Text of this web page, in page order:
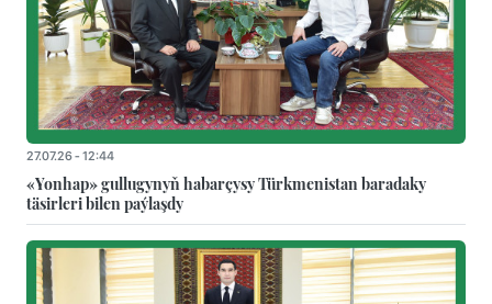
27.07.26 - 12:44
«Yonhap» gullugynyň habarçysy Türkmenistan baradaky
täsirleri bilen paýlaşdy